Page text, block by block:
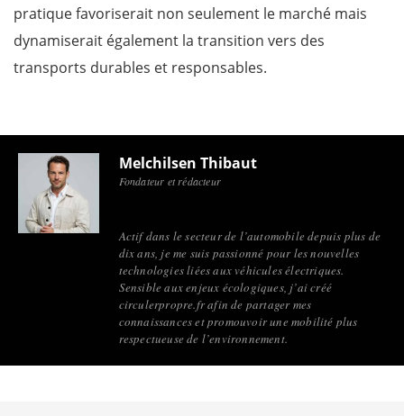
pratique favoriserait non seulement le marché mais
dynamiserait également la transition vers des
transports durables et responsables.
Melchilsen Thibaut
Fondateur et rédacteur
Actif dans le secteur de l’automobile depuis plus de
dix ans, je me suis passionné pour les nouvelles
technologies liées aux véhicules électriques.
Sensible aux enjeux écologiques, j’ai créé
circulerpropre.fr afin de partager mes
connaissances et promouvoir une mobilité plus
respectueuse de l’environnement.